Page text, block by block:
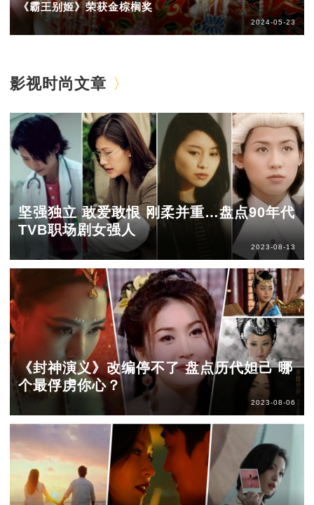
《霸王别姬》荣获金棕榈奖
2024-05-23
影视时尚文章
坚强独立 敢爱敢恨 刚柔并重…盘点90年代
TVB职场剧女强人
2023-08-13
《封神演义》改编停不了 盘点历代妲己 哪
个最俘虏你心？
2023-08-06